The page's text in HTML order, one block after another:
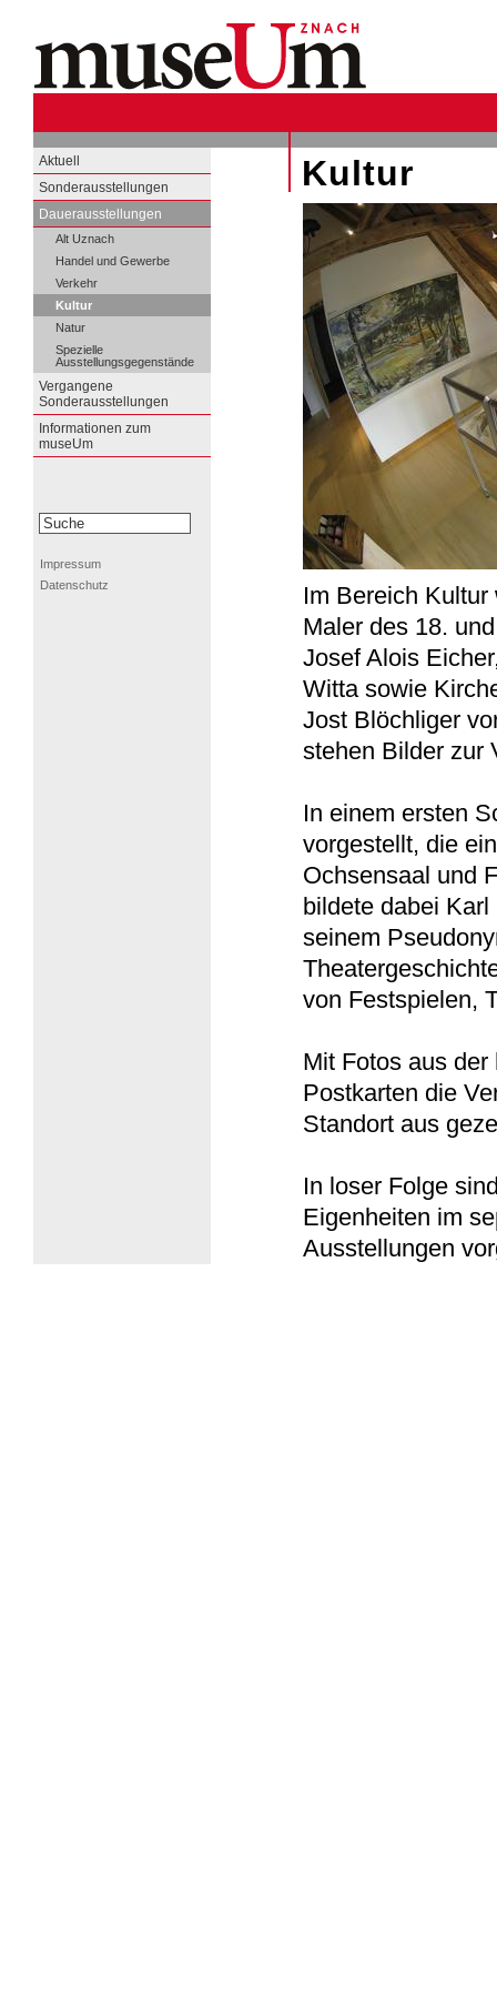
Kultur
Im Bereich
Maler des 18.
Josef Alois
Witta sowie
Jost Blöchliger
stehen Bilder zur
In einem ersten
vorgestellt, die
Ochsensaal und
bildete dabei
seinem
von Festspielen,
Mit Fotos aus
Postkarten die
Standort aus
In loser Folge
Eigenheiten im
Ausstellungen
Aktuell
Sonderausstellungen
Dauerausstellungen
Alt Uznach
Handel und Gewerbe
Verkehr
Kultur
Natur
Spezielle
Ausstellungsgegenstände
Vergangene
Sonderausstellungen
Informationen zum
museUm
Impressum
Datenschutz